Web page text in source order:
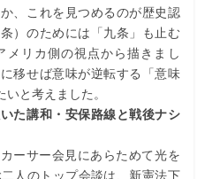
、これを見つめるのが歴史認
）のためには「九条」も止む
メリカ側の視点から描きまし
移せば意味が逆転する「意味
と考えました。
た講和・安保路線と戦後ナシ
ーサー会見にあらためて光を
人のトップ会談は、新憲法下